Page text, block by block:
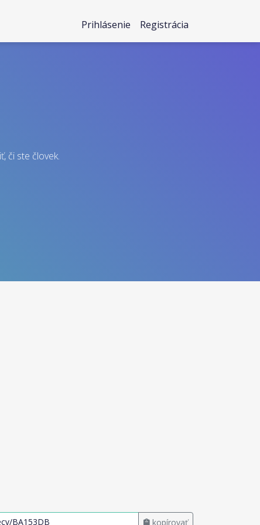
Prihlásenie Registrácia
či ste človek.
kopírovať